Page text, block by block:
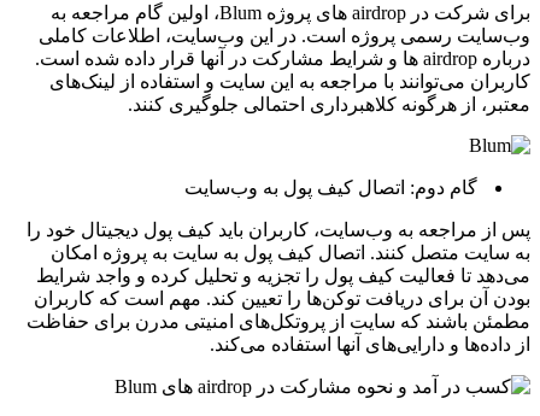
برای شرکت در airdrop های پروژه Blum، اولین گام مراجعه به
وب‌سایت رسمی پروژه است. در این وب‌سایت، اطلاعات کاملی
درباره airdrop ها و شرایط مشارکت در آنها قرار داده شده است.
کاربران می‌توانند با مراجعه به این سایت و استفاده از لینک‌های
معتبر، از هرگونه کلاهبرداری احتمالی جلوگیری کنند.
گام دوم: اتصال کیف پول به وب‌سایت
پس از مراجعه به وب‌سایت، کاربران باید کیف پول دیجیتال خود را
به سایت متصل کنند. اتصال کیف پول به سایت به پروژه امکان
می‌دهد تا فعالیت کیف پول را تجزیه و تحلیل کرده و واجد شرایط
بودن آن برای دریافت توکن‌ها را تعیین کند. مهم است که کاربران
مطمئن باشند که سایت از پروتکل‌های امنیتی مدرن برای حفاظت
از داده‌ها و دارایی‌های آنها استفاده می‌کند.